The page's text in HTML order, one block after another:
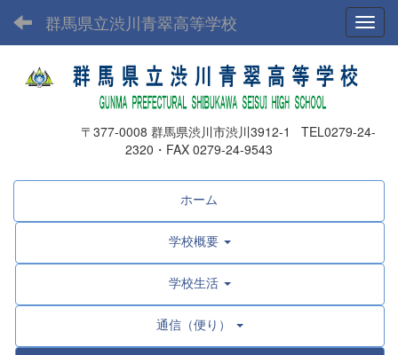
群馬県立渋川青翠高等学校
〒377-0008 群馬県渋川市渋川3912-1 TEL0279-24-
2320・FAX 0279-24-9543
ホーム
学校概要
学校生活
通信（便り）